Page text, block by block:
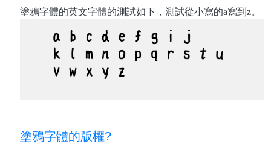
塗鴉字體的英文字體的測試如下，測試從小寫的a寫到z。
塗鴉字體的版權?